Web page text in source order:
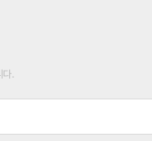
다.